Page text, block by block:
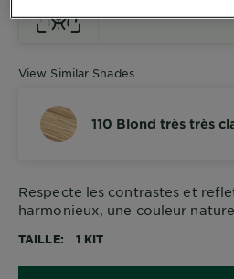
View Similar Shades
110 Blond très très
Respecte les contrastes et
harmonieux, une couleur
TAILLE 1 KIT